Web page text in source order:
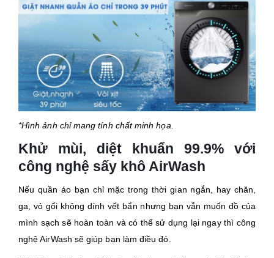
*Hình ảnh chỉ mang tính chất minh họa.
Khử mùi, diệt khuẩn 99.9% với
công nghệ sấy khô AirWash
Nếu quần áo bạn chỉ mặc trong thời gian ngắn, hay chăn,
ga, vỏ gối không dính vết bẩn nhưng bạn vẫn muốn đồ của
mình sạch sẽ hoàn toàn và có thể sử dụng lại ngay thì công
nghệ AirWash sẽ giúp bạn làm điều đó.